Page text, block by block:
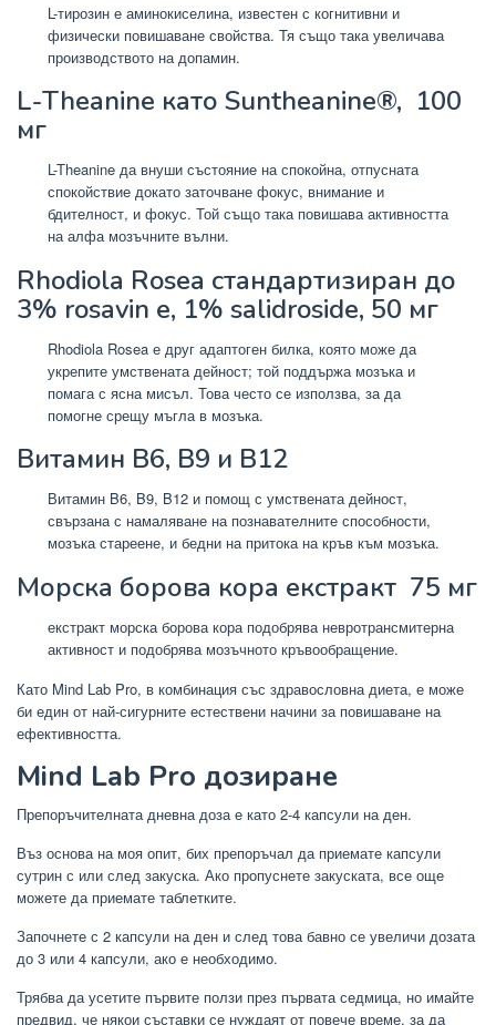
L-тирозин е аминокиселина, известен с когнитивни и
физически повишаване свойства. Тя също така увеличава
производството на допамин.
L-Theanine като Suntheanine®, 100
мг
L-Theanine да внуши състояние на спокойна, отпусната
спокойствие докато заточване фокус, внимание и
бдителност, и фокус. Той също така повишава активността
на алфа мозъчните вълни.
Rhodiola Rosea стандартизиран до
3% rosavin е, 1% salidroside, 50 мг
Rhodiola Rosea е друг адаптоген билка, която може да
укрепите умствената дейност; той поддържа мозъка и
помага с ясна мисъл. Това често се използва, за да
помогне срещу мъгла в мозъка.
Витамин В6, В9 и В12
Витамин B6, B9, B12 и помощ с умствената дейност,
свързана с намаляване на познавателните способности,
мозъка стареене, и бедни на притока на кръв към мозъка.
Морска борова кора екстракт 75 мг
екстракт морска борова кора подобрява невротрансмитерна
активност и подобрява мозъчното кръвообращение.
Като Mind Lab Pro, в комбинация със здравословна диета, е може
би един от най-сигурните естествени начини за повишаване на
ефективността.
Mind Lab Pro дозиране
Препоръчителната дневна доза е като 2-4 капсули на ден.
Въз основа на моя опит, бих препоръчал да приемате капсули
сутрин с или след закуска. Ако пропуснете закуската, все още
можете да приемате таблетките.
Започнете с 2 капсули на ден и след това бавно се увеличи дозата
до 3 или 4 капсули, ако е необходимо.
Трябва да усетите първите ползи през първата седмица, но имайте
предвид, че някои съставки се нуждаят от повече време, за да